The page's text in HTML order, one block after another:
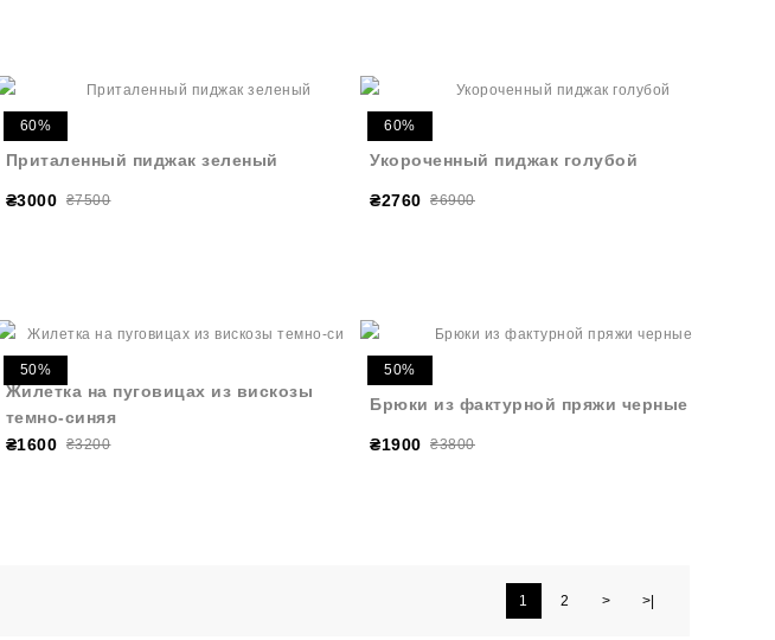
60%
Приталенный пиджак зеленый
₴3000 ₴7500
60%
Укороченный пиджак голубой
₴2760 ₴6900
50%
Жилетка на пуговицах из вискозы
темно-синяя
₴1600 ₴3200
50%
Брюки из фактурной пряжи черные
₴1900 ₴3800
1 2 > >|